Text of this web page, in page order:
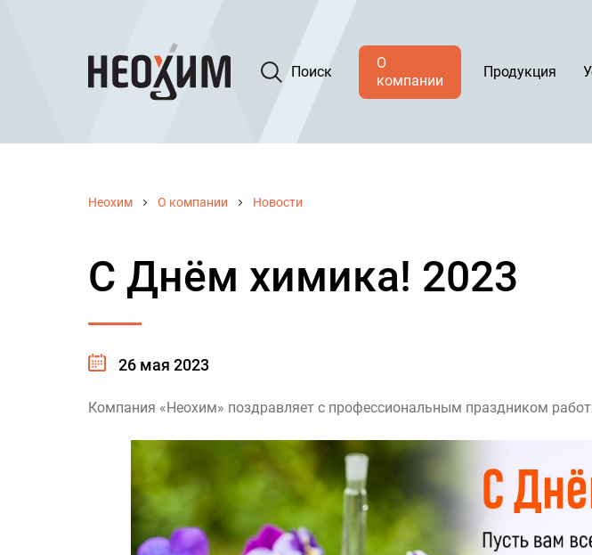
Поиск
О
компании
Продукция
Неохим О компании Новости
С Днём химика! 2023
26 мая 2023
Компания «Неохим» поздравляет с профессиональным праздником